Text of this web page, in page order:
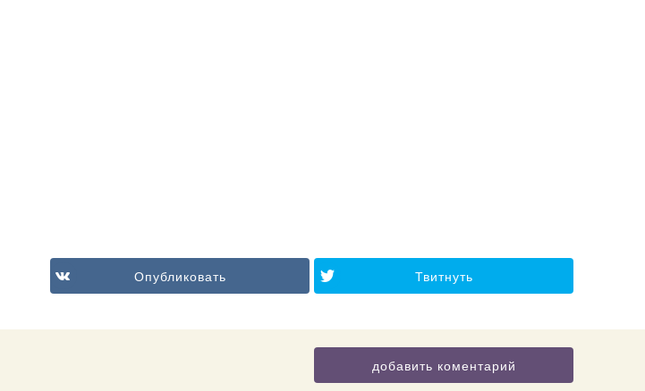
Опубликовать Твитнуть
добавить коментарий